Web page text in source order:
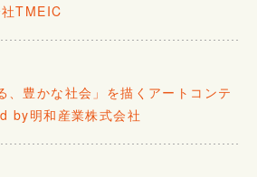
TMEIC
、豊かな社会」を描くアートコンテ
by明和産業株式会社